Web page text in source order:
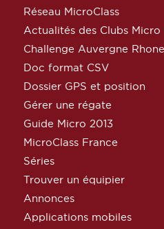
Réseau MicroClass
Actualités des Clubs Micro
Challenge Auvergne
Doc format CSV
Dossier GPS et position
Gérer une régate
Guide Micro 2013
MicroClass France
Séries
Trouver un équipier
Annonces
Applications mobiles